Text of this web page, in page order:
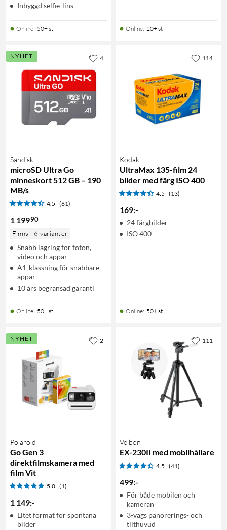
Inbyggd selfie-lins
Online: 50+ st Online: 20+ st
NYHET
Sandisk
microSD Ultra Go
minneskort 512 GB – 190
MB/s
4.5 (61)
1 19990
Finns i 6 varianter
Snabb lagring för foton,
video och appar
A1-klassning för snabbare
appar
10 års begränsad garanti
Online: 50+ st
4
Kodak
UltraMax 135-film 24
bilder med färg ISO 400
4.5 (13)
169:-
24 färgbilder
ISO 400
Online: 50+ st
114
NYHET
Polaroid
Go Gen 3
direktfilmskamera med
film Vit
5.0 (1)
1 149:-
Litet format för spontana
bilder
2
Velbon
EX-230II med mobilhållare
4.5 (41)
499:-
För både mobilen och
kameran
3-vägs panorerings- och
tilthuvud
111